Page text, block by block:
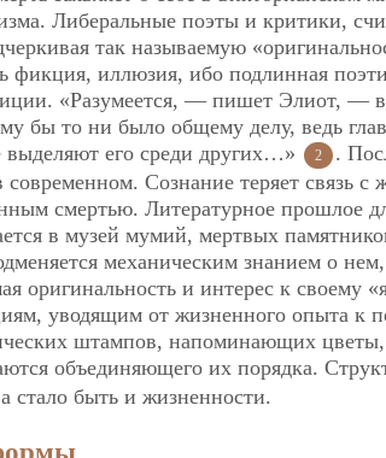
Либеральные поэты и критики,
так называемую
фикция, иллюзия, ибо подлинная
«Разумеется, — пишет Элиот, —
бы то ни было общему делу, ведь
выделяют его среди других…»
2
.
современном. Сознание теряет связь
смертью. Литературное прошлое
в музей мумий, мертвых
механическим знанием о
оригинальность и интерес к своему
уводящим от жизненного опыта к
штампов, напоминающих
объединяющего их порядка.
стало быть и жизненности.